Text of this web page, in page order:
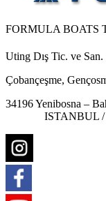
FORMULA BOATS
Uting Dış Tic. ve
Çobançeşme,
34196 Yenibosna –
ISTANBUL /